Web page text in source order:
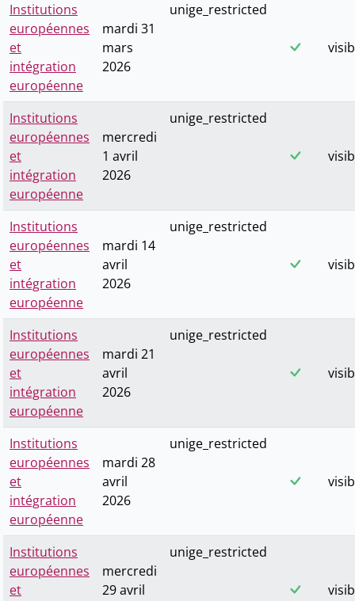
Institutions
européennes
et
intégration
européenne
mardi 31
mars
2026
unige_restricted
Institutions
européennes
et
intégration
européenne
mercredi
1 avril
2026
unige_restricted
Institutions
européennes
et
intégration
européenne
mardi 14
avril
2026
unige_restricted
Institutions
européennes
et
intégration
européenne
mardi 21
avril
2026
unige_restricted
Institutions
européennes
et
intégration
européenne
mardi 28
avril
2026
unige_restricted
Institutions
européennes
et
mercredi
29 avril
unige_restricted